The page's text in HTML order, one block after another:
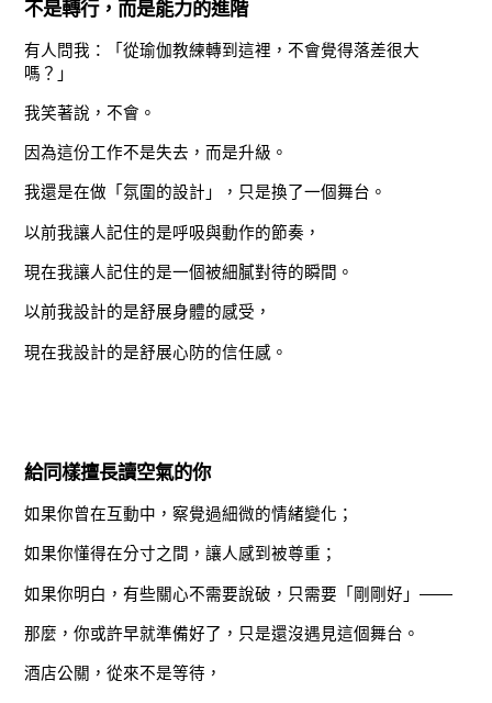
不是轉行，而是能力的進階
有人問我：「從瑜伽教練轉到這裡，不會覺得落差很大
嗎？」
我笑著說，不會。
因為這份工作不是失去，而是升級。
我還是在做「氛圍的設計」，只是換了一個舞台。
以前我讓人記住的是呼吸與動作的節奏，
現在我讓人記住的是一個被細膩對待的瞬間。
以前我設計的是舒展身體的感受，
現在我設計的是舒展心防的信任感。
給同樣擅長讀空氣的你
如果你曾在互動中，察覺過細微的情緒變化；
如果你懂得在分寸之間，讓人感到被尊重；
如果你明白，有些關心不需要說破，只需要「剛剛好」——
那麼，你或許早就準備好了，只是還沒遇見這個舞台。
酒店公關，從來不是等待，